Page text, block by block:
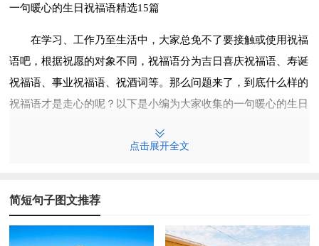
一句暖心的生日祝福语精选15篇
在学习、工作乃至生活中，大家总免不了要接触或使用祝福
语吧，根据祝愿的对象不同，祝福语分为吉日喜庆祝福语、寿诞
祝福语、事业祝福语、祝酒词等。那么问题来了，到底什么样的
祝福语才是走心的呢？以下是小编为大家收集的一句暖心的生日
弟俺心中的一桩心事。
2、声声的祝福，深深的情谊，请这条小溪捎带着这一切，
点击展开全文
简短句子图文推荐